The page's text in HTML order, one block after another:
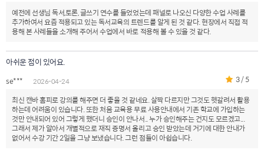
예전에 선생님 독서,토론, 글쓰기 연수를 들었었는데 패널로 나오신 다양한 수업 사례를
추가하여서 요즘 적용되고 있는 독서교육의 트렌드를 알게 된 것 같다. 현장에서 직접 적
용해 본 사례들을 소개해 주어서 수업에서 바로 적용해 볼 수 있을 것 같다.
아쉬운 점이 있어요.
se*** 2026-04-24
3 / 5
최신 캔바 홈피로 강의를 해주면 더 좋을 것 같네요. 살짝 다르지만 그것도 헷갈려서 활용
하는데 어려움이 있습니다. 또한 처음 교육용 무료 사용안내에서 기존 학교에 가입하는
것만 안내되어 있어 그렇게 했더니 승인이 안나서.. 누가 승인해주는 건지도 모르겠고...
그래서 제가 알아서 개별적으로 재직 증명서 올리고 승인 받았는데 거기에 대한 안내가
없어서 수강 기간 2일을 그냥 보냈습니다. 그런 점들이 아쉽습니다.